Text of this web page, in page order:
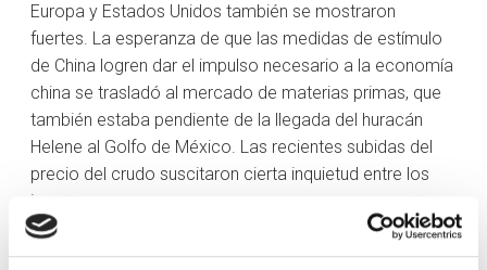
Europa y Estados Unidos también se mostraron
fuertes. La esperanza de que las medidas de estímulo
de China logren dar el impulso necesario a la economía
china se trasladó al mercado de materias primas, que
también estaba pendiente de la llegada del huracán
Helene al Golfo de México. Las recientes subidas del
precio del crudo suscitaron cierta inquietud entre los
inversores.
Los semiconductores volvieron a cobrar fuerza